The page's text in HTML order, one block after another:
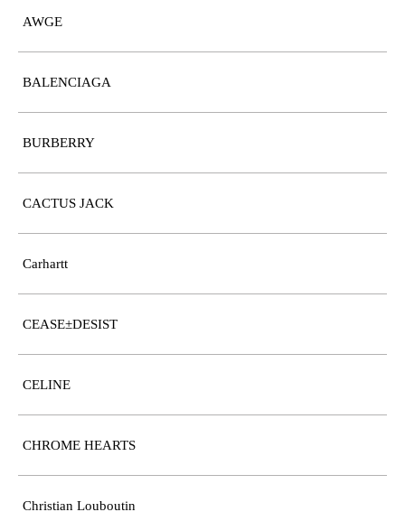
AWGE
BALENCIAGA
BURBERRY
CACTUS JACK
Carhartt
CEASE±DESIST
CELINE
CHROME HEARTS
Christian Louboutin